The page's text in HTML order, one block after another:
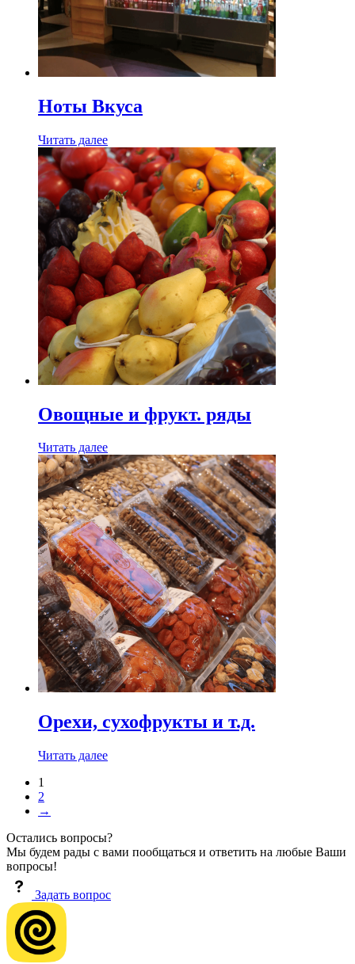
Ноты Вкуса
Читать далее
Овощные и фрукт. ряды
Читать далее
Орехи, сухофрукты и т.д.
Читать далее
1
2
→
Остались вопросы?
Мы будем рады с вами пообщаться и ответить на любые Ваши
вопросы!
Задать вопрос